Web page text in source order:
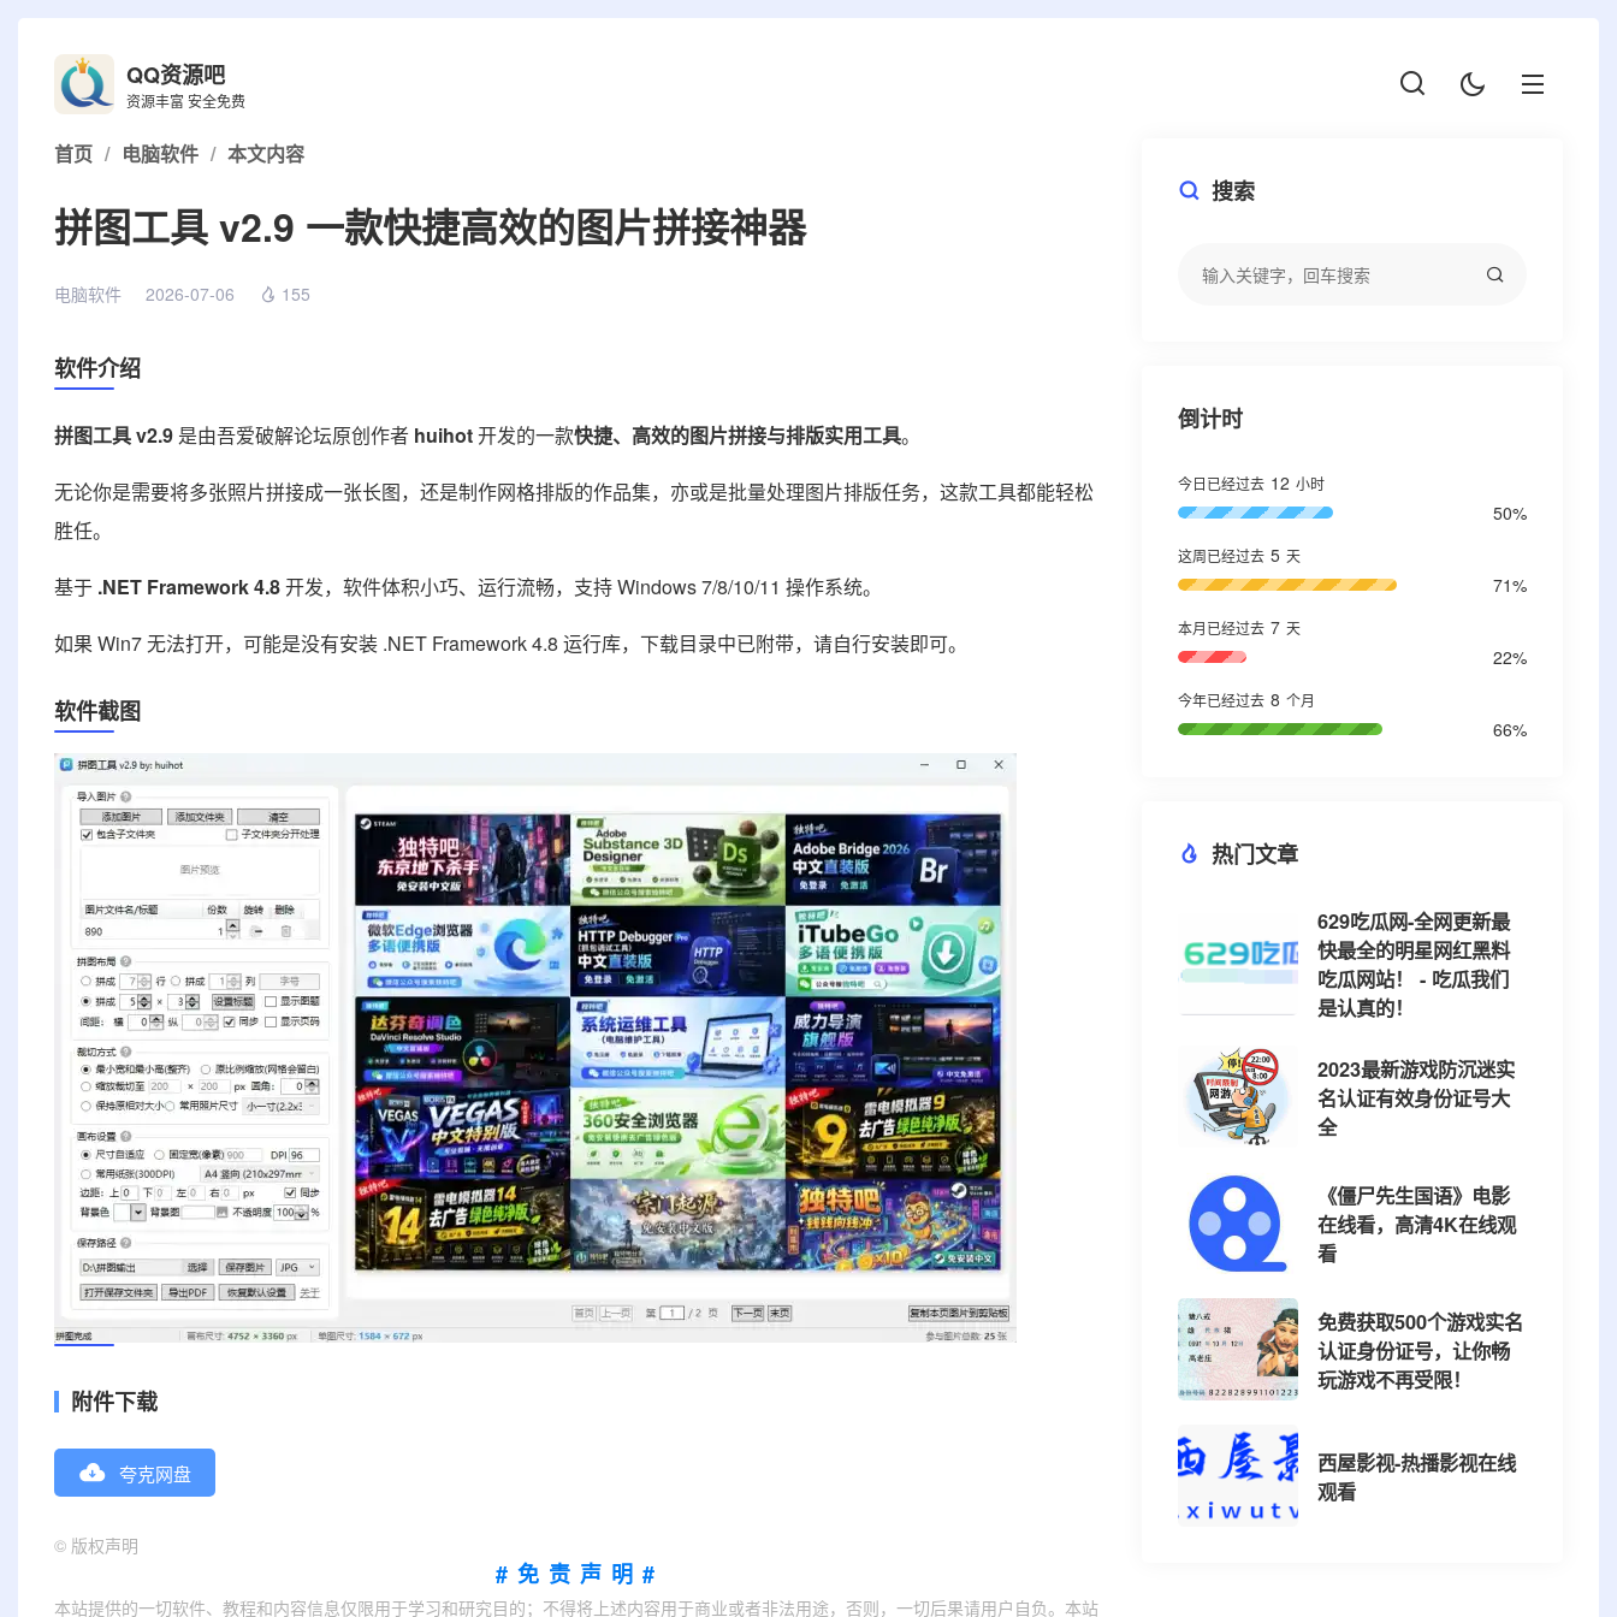
QQ资源吧
资源丰富 安全免费
首页 / 电脑软件 / 本文内容
拼图工具 v2.9 一款快捷高效的图片拼接神器
电脑软件 2026-07-06 155
软件介绍
拼图工具 v2.9 是由吾爱破解论坛原创作者 huihot开发的一款快捷、高效的图片拼接与排版实用工具。
无论你是需要将多张照片拼接成一张长图，还是制作网格排版的作品集，亦或是批量处理图片排版任务，这款工具都能轻松
胜任。
基于 .NET Framework 4.8开发，软件体积小巧、运行流畅，支持 Windows 7/8/10/11 操作系统。
如果 Win7 无法打开，可能是没有安装 .NET Framework 4.8 运行库，下载目录中已附带，请自行安装即可。
软件截图
附件下载
夸克网盘
© 版权声明
#免责声明#
本站提供的一切软件、教程和内容信息仅限用于学习和研究目的；不得将上述内容用于商业或者非法用途，否则，一切后果请用户自负。本站
搜索
倒计时
今日已经过去 12 小时
50%
这周已经过去 5 天
71%
本月已经过去 7 天
22%
今年已经过去 8 个月
66%
热门文章
629吃瓜网-全网更新最
快最全的明星网红黑料
吃瓜网站！ - 吃瓜我们
是认真的！
2023最新游戏防沉迷实
名认证有效身份证号大
全
《僵尸先生国语》电影
在线看，高清4K在线观
看
免费获取500个游戏实名
认证身份证号，让你畅
玩游戏不再受限！
西屋影视-热播影视在线
观看